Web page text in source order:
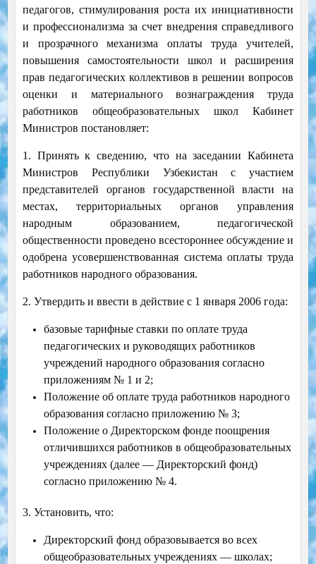
педагогов, стимулирования роста их инициативности
и профессионализма за счет внедрения справедливого
и прозрачного механизма оплаты труда учителей,
повышения самостоятельности школ и расширения
прав педагогических коллективов в решении вопросов
оценки и материального вознаграждения труда
работников общеобразовательных школ Кабинет
Министров постановляет:
1. Принять к сведению, что на заседании Кабинета
Министров Республики Узбекистан с участием
представителей органов государственной власти на
местах, территориальных органов управления
народным образованием, педагогической
общественности проведено всестороннее обсуждение и
одобрена усовершенствованная система оплаты труда
работников народного образования.
2. Утвердить и ввести в действие с 1 января 2006 года:
базовые тарифные ставки по оплате труда
педагогических и руководящих работников
учреждений народного образования согласно
приложениям № 1 и 2;
Положение об оплате труда работников народного
образования согласно приложению № 3;
Положение о Директорском фонде поощрения
отличившихся работников в общеобразовательных
учреждениях (далее — Директорский фонд)
согласно приложению № 4.
3. Установить, что:
Директорский фонд образовывается во всех
общеобразовательных учреждениях — школах;